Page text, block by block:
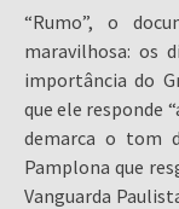
“Rumo”, o
maravilhosa: os
importância do
que ele responde
demarca o tom
Pamplona que
Vanguarda